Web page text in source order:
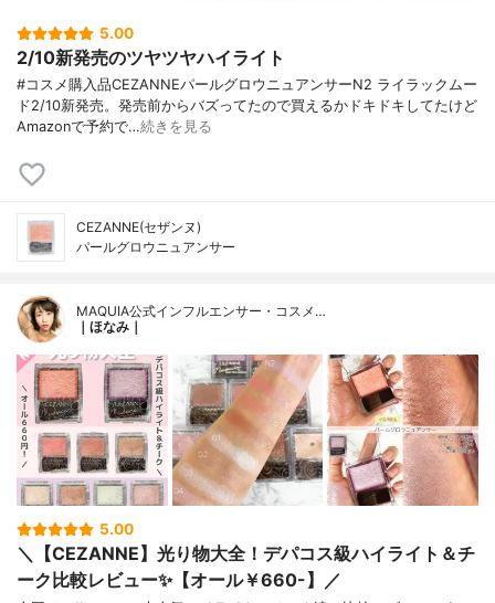
5.00
2/10新発売のツヤツヤハイライト
#コスメ購入品CEZANNEパールグロウニュアンサーN2 ライラックムー
ド2/10新発売。発売前からバズってたので買えるかドキドキしてたけど
Amazonで予約で…続きを見る
CEZANNE(セザンヌ)
パールグロウニュアンサー
MAQUIA公式インフルエンサー・コスメ…
｜ほなみ｜
5.00
＼【CEZANNE】光り物大全！デパコス級ハイライト＆チ
ーク比較レビュー✨【オール￥660-】／